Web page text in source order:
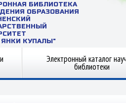
БИБЛИОТЕКА
ОБРАЗОВАНИЯ
КУПАЛЫ"
Электронный каталог
библиотеки